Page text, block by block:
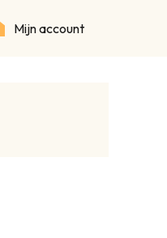
Mijn account